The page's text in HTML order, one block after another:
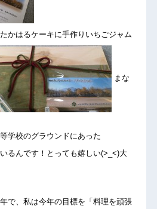
かはるケーキに手作りいちごジャム
まな
学校のグラウンドにあった
るんです！とっても嬉しい(>_<)大
で、私は今年の目標を「料理を頑張